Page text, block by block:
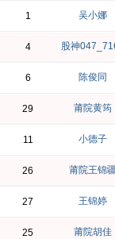
1 吴小娜
4 股神
6 陈俊同
29 莆院黄筠
11 小德子
26 莆院王锦疆
27 王锦婷
25 莆院胡佳